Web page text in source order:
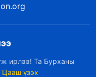
ирлээ! Та Бурханы
Цааш үзэх